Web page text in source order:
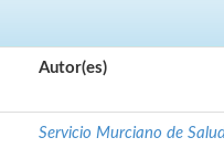
Autor(es)
Servicio Murciano de